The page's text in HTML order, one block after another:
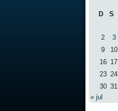
D
S
2
3
9
10
16 17
23 24
30 31
« jul